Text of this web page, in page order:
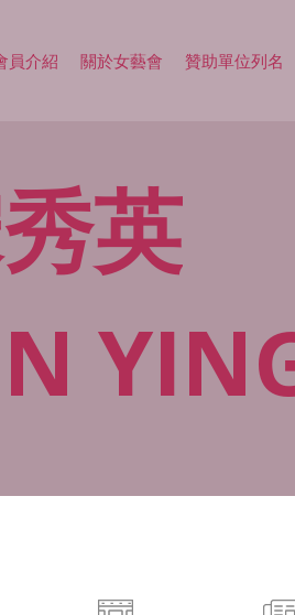
員介紹 關於女藝會 贊助單位列名
英